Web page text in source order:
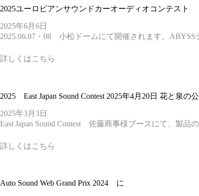
2025ユーロピアンサウンドカーオーディオコンテスト
2025年6月6日
2025.06.07・08 小松ドームにて開催されます。
詳しくはこちら
2025 East Japan Sound Contest 2025年4月20日 花と泉の
2025年3月3日
East Japan Sound Contest 佐藤商事様ブースにて、製
詳しくはこちら
Auto Sound Web Grand Prix 2024 に